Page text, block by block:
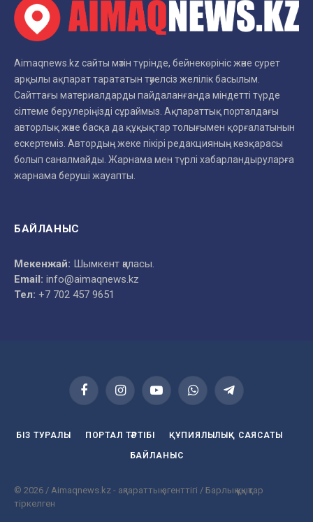
Aimaqnews.kz сайты мәтін түрінде, бейнекөрініс және сурет
арқылы ақпарат тарататын тәуелсіз желілік басылым.
Сайттағы материалдарды пайдаланғанда міндетті түрде
сілтеме берулеріңізді сұраймыз. Ақпараттық порталдағы
авторлық және басқа да құқықтар толығымен қорғалатынын
ескертеміз. Автордың жеке пікірі редакцияның көзқарасы
болып саналмайды. Жарнама мен түрлі хабарландыруларға
жарнама беруші жауапты.
БАЙЛАНЫС
Мекенжай: Шымкент қаласы.
Email: info@aimaqnews.kz
Тел: +7 702 457 9651
FacebookInstagramYouTubeWhatsAppTelegram
БІЗ ТУРАЛЫ ПОРТАЛ ТӘРТІБІ ҚҰПИЯЛЫЛЫҚ САЯСАТЫ
БАЙЛАНЫС
© 2026 / Aimaqnews.kz - ақпараттық агенттігі / Барлық құқықтар
тіркелген